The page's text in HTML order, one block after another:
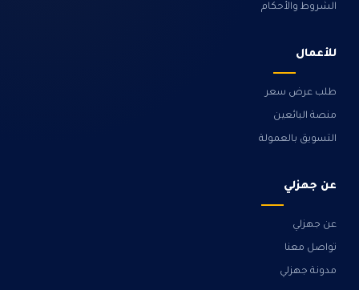
الشروط والأحكام
للأعمال
طلب عرض سعر
منصة البائعين
التسويق بالعمولة
عن جهزلي
عن جهزلي
تواصل معنا
مدونة جهزلي